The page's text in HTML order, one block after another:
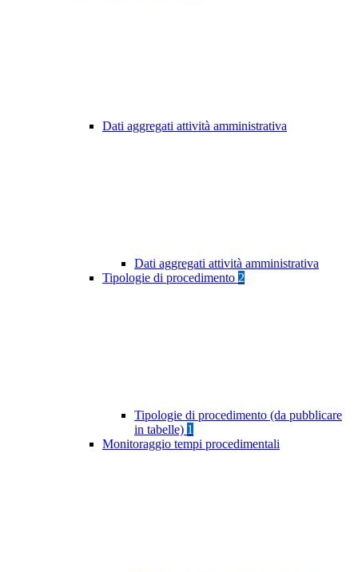
Dati aggregati attività amministrativa
Dati aggregati attività amministrativa
Tipologie di procedimento 2
Tipologie di procedimento (da pubblicare
in tabelle) 1
Monitoraggio tempi procedimentali